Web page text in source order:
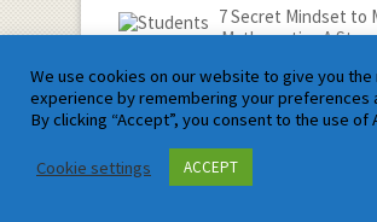
7 Secret Mindset to
Mathematics:A
In Mathematics Tips
August 5, 2026
1.मैथेमेटिक्स में महारत
के लिए 7 गुप्त
No Comments
We use cookies on our website to give you
experience by remembering your preferences
By clicking “Accept”, you consent to the use of
Cookie settings ACCEPT